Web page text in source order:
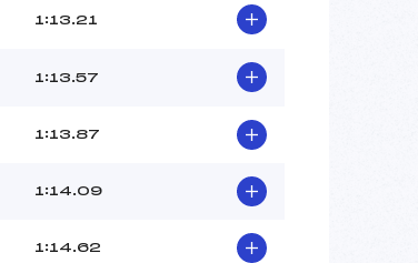
1:13.21
1:13.57
1:13.87
1:14.09
1:14.62